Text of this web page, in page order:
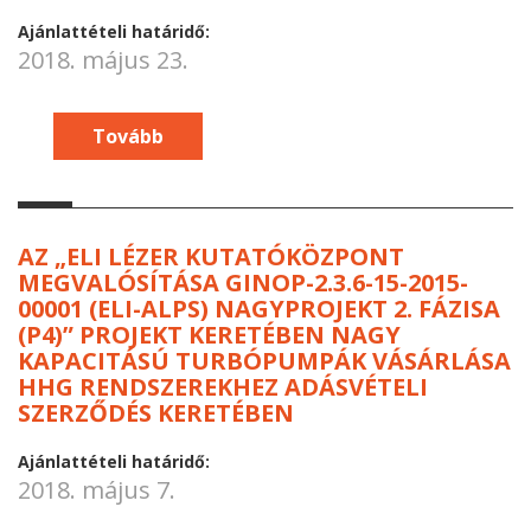
Ajánlattételi határidő:
2018. május 23.
Tovább
AZ „ELI LÉZER KUTATÓKÖZPONT
MEGVALÓSÍTÁSA GINOP-2.3.6-15-2015-
00001 (ELI-ALPS) NAGYPROJEKT 2. FÁZISA
(P4)” PROJEKT KERETÉBEN NAGY
KAPACITÁSÚ TURBÓPUMPÁK VÁSÁRLÁSA
HHG RENDSZEREKHEZ ADÁSVÉTELI
SZERZŐDÉS KERETÉBEN
Ajánlattételi határidő:
2018. május 7.